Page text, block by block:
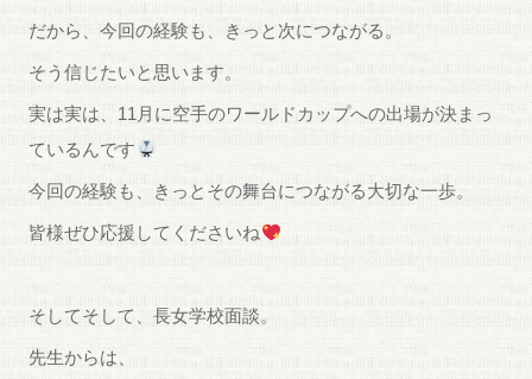
だから、今回の経験も、きっと次につながる。
そう信じたいと思います。
実は実は、11月に空手のワールドカップへの出場が決まっ
ているんです
今回の経験も、きっとその舞台につながる大切な一歩。
皆様ぜひ応援してくださいね
そしてそして、長女学校面談。
先生からは、